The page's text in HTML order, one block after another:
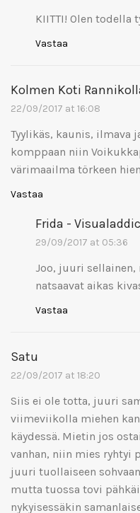
KIITTI! Olen todella
Vastaa
Kolmen Koti
22/09/2017 at 16:08
Tyylikäs, kaunis, ilmava
komppaan niin
värimaailma törkeen
Vastaa
Frida -
29/09/2017 at 05:36
Joo, juuri
natsaavat aikas
Vastaa
Satu
22/09/2017 at 18:20
Siis ei ole totta, juuri
viimeviikolla miehen
käydessä. Mietin jos
vanhan, niin mies ryhtyi
juuri tuollaiseen
mutta tuossa tovi
nykyisessäkin